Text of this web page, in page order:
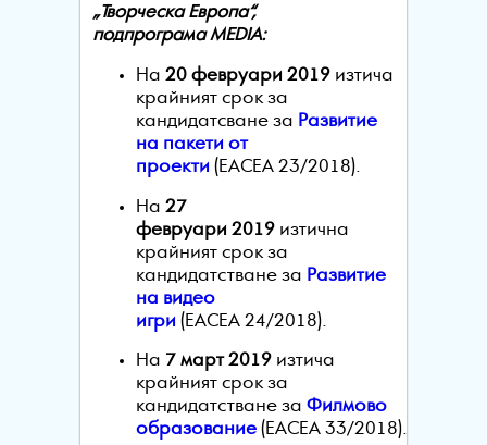
„Творческа Европа“,
подпрограмаMEDIA:
На 20 февруари 2019 изтича
крайният срок за
кандидатсване за Развитие
на пакети от
проекти ( EACEA23/2018).
На 27
февруари 2019 изтична
крайният срок за
кандидатстване за Развитие
на видео
игри ( EACEA24/2018).
На 7 март 2019 изтича
крайният срок за
кандидатстване за Филмово
образование( EACEA33/2018).